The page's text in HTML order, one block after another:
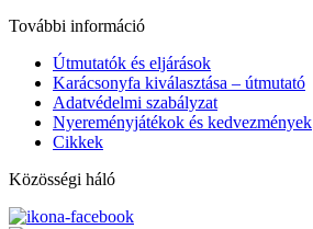
További információ
Útmutatók és eljárások
Karácsonyfa kiválasztása – útmutató
Adatvédelmi szabályzat
Nyereményjátékok és kedvezmények
Cikkek
Közösségi háló